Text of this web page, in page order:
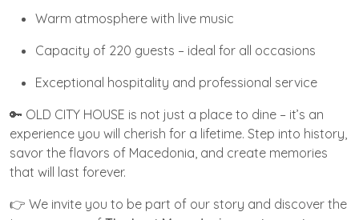
Warm atmosphere with live music
Capacity of 220 guests – ideal for all occasions
Exceptional hospitality and professional service
🔑 OLD CITY HOUSE is not just a place to dine – it’s an
experience you will cherish for a lifetime. Step into history,
savor the flavors of Macedonia, and create memories
that will last forever.
👉 We invite you to be part of our story and discover the